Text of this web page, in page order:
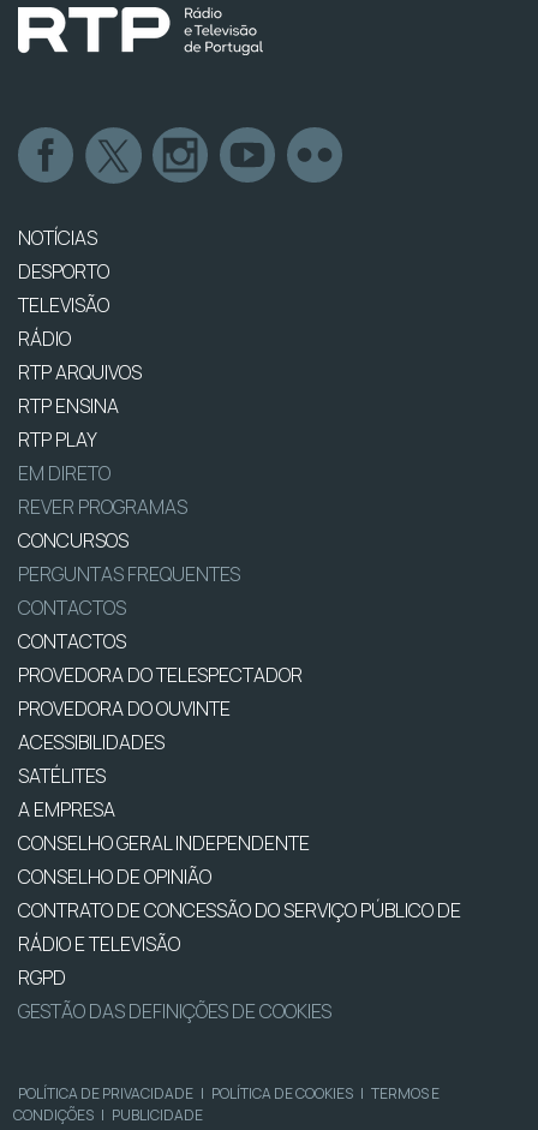
NOTÍCIAS
DESPORTO
TELEVISÃO
RÁDIO
RTP ARQUIVOS
RTP ENSINA
RTP PLAY
EM DIRETO
REVER PROGRAMAS
CONCURSOS
PERGUNTAS FREQUENTES
CONTACTOS
CONTACTOS
PROVEDORA DO TELESPECTADOR
PROVEDORA DO OUVINTE
ACESSIBILIDADES
SATÉLITES
A EMPRESA
CONSELHO GERAL INDEPENDENTE
CONSELHO DE OPINIÃO
CONTRATO DE CONCESSÃO DO SERVIÇO PÚBLICO DE
RÁDIO E TELEVISÃO
RGPD
GESTÃO DAS DEFINIÇÕES DE COOKIES
POLÍTICA DE PRIVACIDADE | POLÍTICA DE COOKIES | TERMOS E
CONDIÇÕES | PUBLICIDADE